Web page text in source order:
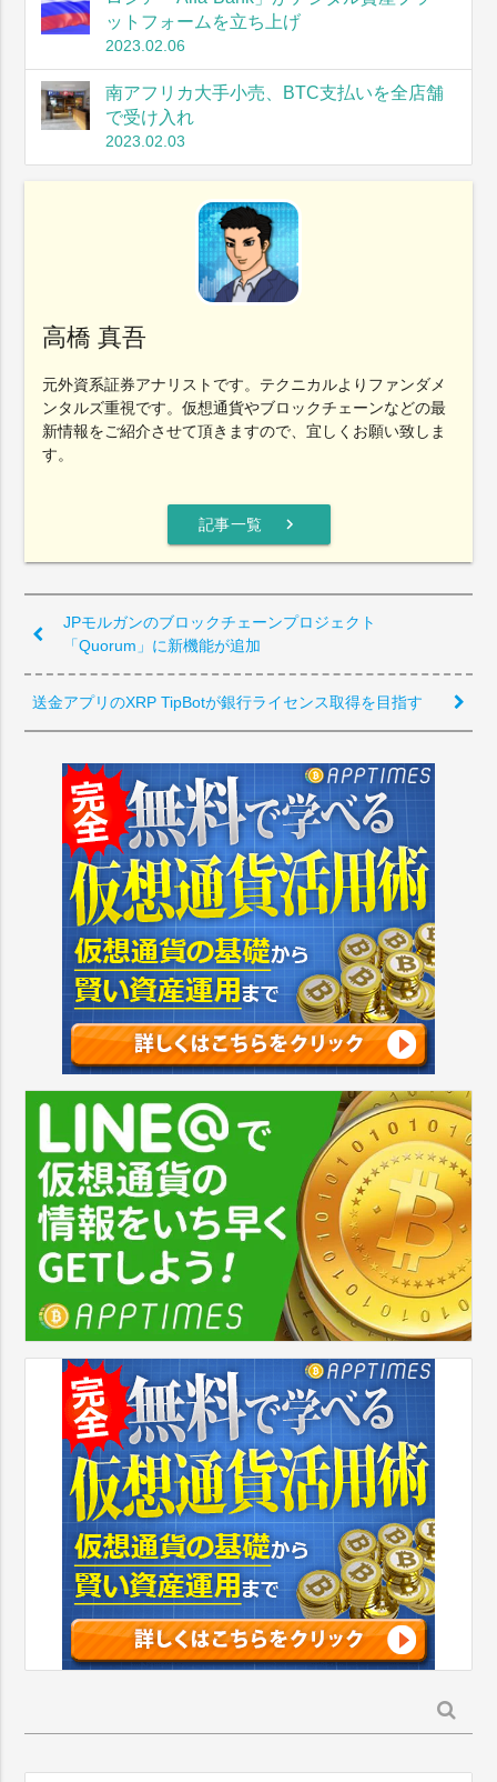
ットフォームを立ち上げ
2023.02.06
南アフリカ大手小売、BTC支払いを全店舗
で受け入れ
2023.02.03
高橋 真吾
元外資系証券アナリストです。テクニカルよりファンダメ
ンタルズ重視です。仮想通貨やブロックチェーンなどの最
新情報をご紹介させて頂きますので、宜しくお願い致しま
す。
記事一覧 chevron_right
JPモルガンのブロックチェーンプロジェクト
「Quorum」に新機能が追加
送金アプリのXRP TipBotが銀行ライセンス取得を目指す
索: